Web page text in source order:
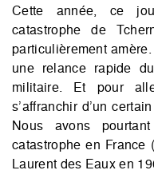
Cette année, ce
catastrophe de
particulièrement
une relance rapide
militaire. Et pour
s’affranchir d’un
Nous avons
catastrophe en
Laurent des Eaux en